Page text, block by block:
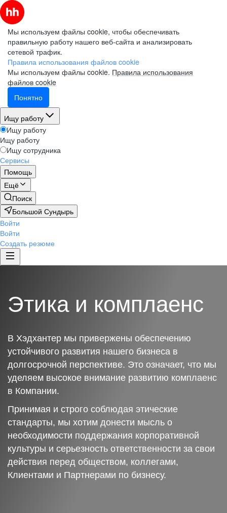
Мы используем файлы cookie, чтобы обеспечивать
правильную работу нашего веб-сайта и анализировать
сетевой трафик.
Правила использования файлов cookie
Мы используем файлы cookie. Правила использования
файлов cookie
Понятно
Ищу работу
Ищу работу
Ищу работу
Ищу сотрудника
Сервисы
Помощь
Ещё
Поиск
Большой Сундырь
Войти
Войти
Создать резюме
Этика и комплаенс
В Хэдхантер мы привержены обеспечению
устойчивого развития нашего бизнеса в
долгосрочной перспективе. Это означает, что мы
уделяем высокое внимание развитию комплаенс
в Компании.
Принимая и строго соблюдая этические
стандарты, мы хотим донести мысль о
необходимости поддержания корпоративной
культуры и серьезность ответственности за свои
действия перед обществом, коллегами,
Клиентами и Партнерами по бизнесу.